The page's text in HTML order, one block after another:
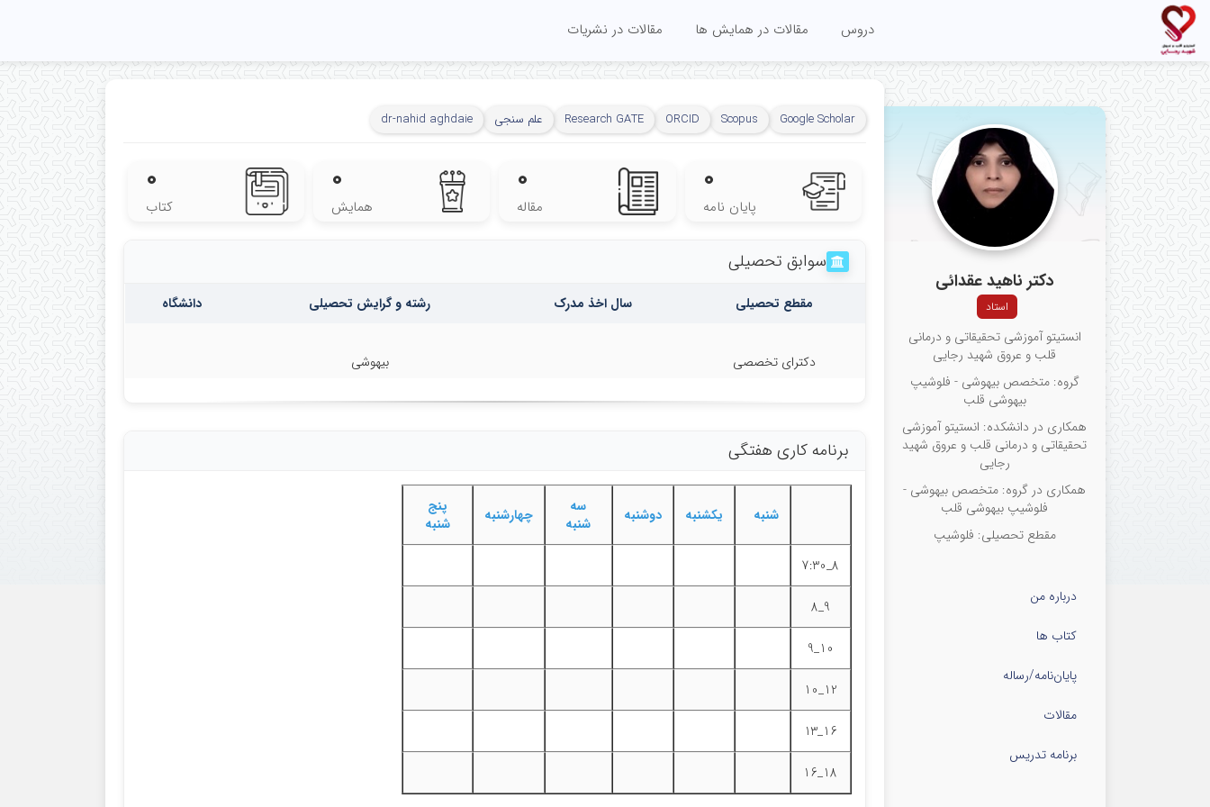
دروس مقالات در همایش ها مقالات در نشریات
دکتر ناهید عقدائی
استاد
انستیتو آموزشی تحقیقاتی و درمانی
قلب و عروق شهید رجایی
گروه: متخصص بیهوشی - فلوشیپ
بیهوشی قلب
همکاری در دانشکده: انستیتو آموزشی
تحقیقاتی و درمانی قلب و عروق شهید
رجایی
همکاری در گروه: متخصص بیهوشی -
فلوشیپ بیهوشی قلب
مقطع تحصیلی: فلوشیپ
درباره من
کتاب ها
پایان‌نامه‌/رساله
مقالات
برنامه تدریس
Google Scholar
Scopus
ORCID
Research GATE علم سنجی dr-nahid aghdaie
۰
پایان نامه
۰
مقاله
۰
همایش
۰
کتاب
سوابق تحصیلی
مقطع تحصیلی سال اخذ مدرک رشته و گرایش تحصیلی دانشگاه
دکترای تخصصی بیهوشی
برنامه کاری هفتگی
شنبه یکشنبه دوشنبه
سه
شنبه
چهارشنبه
پنج
شنبه
8_7:30
9_8
10_9
12_10
16_13
18_16